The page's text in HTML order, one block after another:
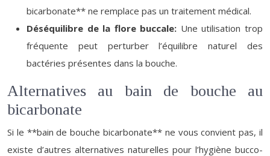
bicarbonate** ne remplace pas un traitement médical.
Déséquilibre de la flore buccale: Une utilisation trop
fréquente peut perturber l’équilibre naturel des
bactéries présentes dans la bouche.
Alternatives au bain de bouche au
bicarbonate
Si le **bain de bouche bicarbonate** ne vous convient pas, il
existe d’autres alternatives naturelles pour l’hygiène bucco-